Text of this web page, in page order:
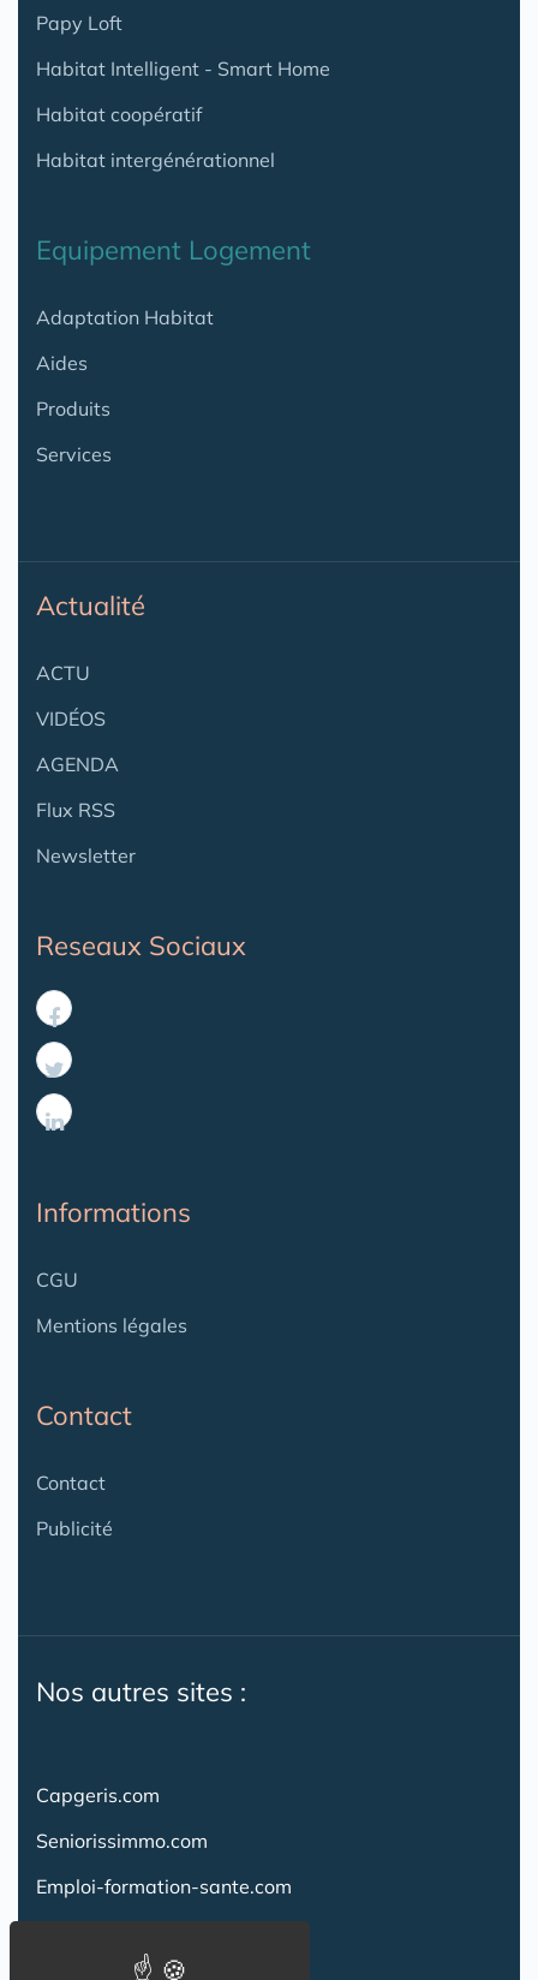
Papy Loft
Habitat Intelligent - Smart Home
Habitat coopératif
Habitat intergénérationnel
Equipement Logement
Adaptation Habitat
Aides
Produits
Services
Actualité
ACTU
VIDÉOS
AGENDA
Flux RSS
Newsletter
Reseaux Sociaux
Informations
CGU
Mentions légales
Contact
Contact
Publicité
Nos autres sites :
Capgeris.com
Seniorissimmo.com
Emploi-formation-sante.com